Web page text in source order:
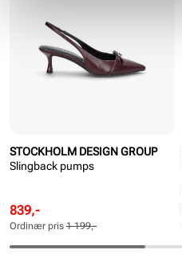
STOCKHOLM DESIGN GROUP
Slingback pumps
Rabattert
pris
Pris
839,-
Ordinær
pris
Pris
Ordinær pris 1 199,-